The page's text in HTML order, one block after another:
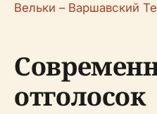
Вельки – Варшавский
отголосок